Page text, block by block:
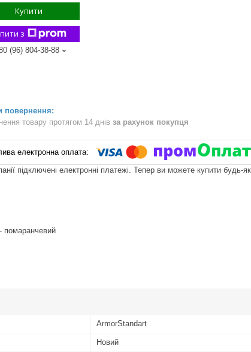
Купити
з
(96) 804-38-88
товару протягом 14 днів за рахунок покупця
підключені електронні платежі. Тепер ви можете купити будь-
помаранчевий
ArmorStandart
Новий